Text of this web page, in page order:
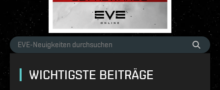
WICHTIGSTE BEITRÄGE